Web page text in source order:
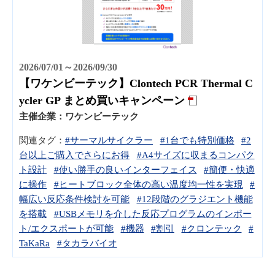
2026/07/01～2026/09/30
【ワケンビーテック】Clontech PCR Thermal C
ycler GP まとめ買いキャンペーン
主催企業： ワケンビーテック
関連タグ： #サーマルサイクラー #1台でも特別価格
#2
台以上ご購入でさらにお得
#A4サイズに収まるコンパク
ト設計
#使い勝手の良いインターフェイス
#簡便・快適
に操作
#ヒートブロック全体の高い温度均一性を実現
#
幅広い反応条件検討を可能
#12段階のグラジエント機能
を搭載
#USBメモリを介した反応プログラムのインポー
ト/エクスポートが可能
#機器 #割引 #クロンテック
#
TaKaRa
#タカラバイオ